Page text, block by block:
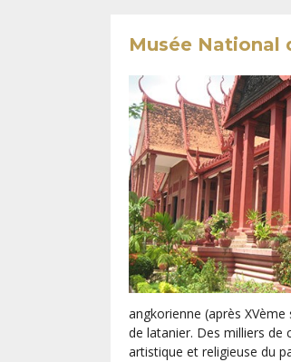
Musée National
angkorienne (après
de latanier. Des milliers de
artistique et religieuse du